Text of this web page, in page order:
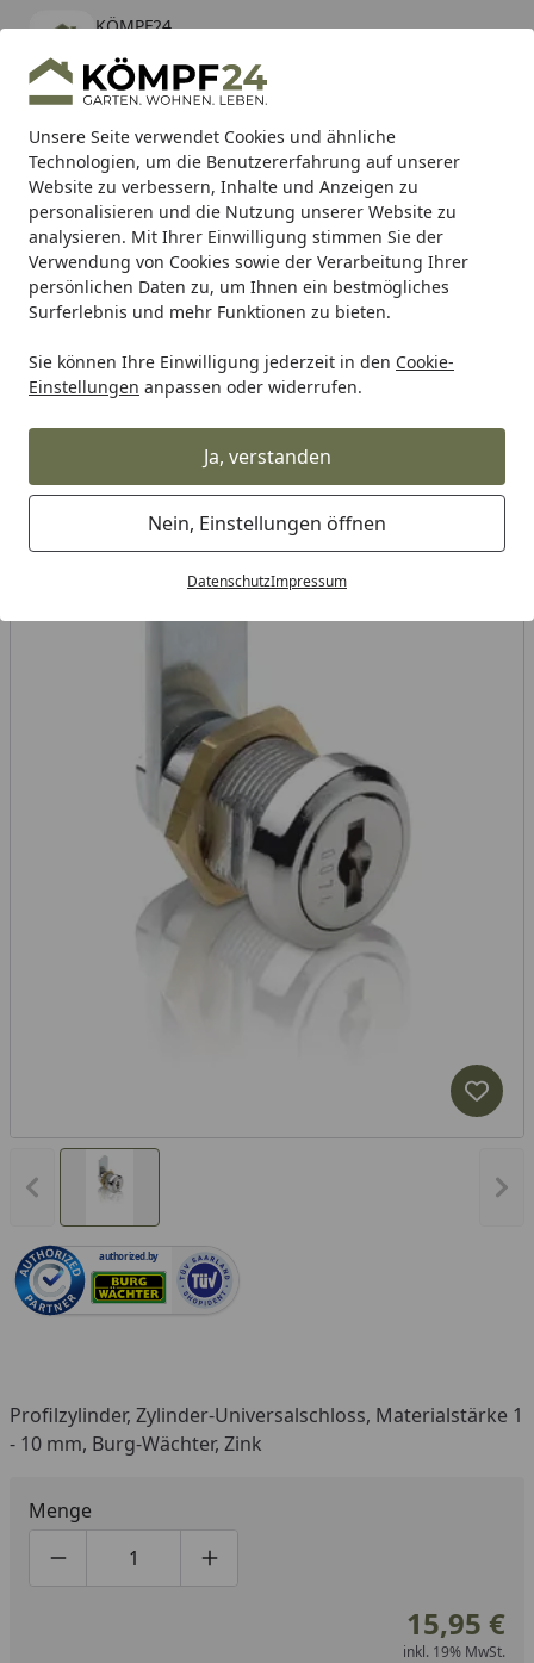
Unsere Seite verwendet Cookies und ähnliche
Technologien, um die Benutzererfahrung auf unserer
Website zu verbessern, Inhalte und Anzeigen zu
personalisieren und die Nutzung unserer Website zu
analysieren. Mit Ihrer Einwilligung stimmen Sie der
Verwendung von Cookies sowie der Verarbeitung Ihrer
persönlichen Daten zu, um Ihnen ein bestmögliches
Surferlebnis und mehr Funktionen zu bieten.
Sie können Ihre Einwilligung jederzeit in den Cookie-
Einstellungen anpassen oder widerrufen.
Ja, verstanden
Nein, Einstellungen öffnen
DatenschutzImpressum
KÖMPF24
kostenlos - Im App Store
Hotline
Alle Produkte
Mein Konto
Suchen
Karibu Pools inkl. gratis Sandfilteranlage & Pool-
Starterset (Gesamtwert bis 468,99€)
Startseite
Burg-Wächter Burg-Wächter Briefkästen & Paketboxen
Burg Wächter Universalzylinder ZS
Vorheriges Bild anzeigen
authorized.by
Profilzylinder, Zylinder-Universalschloss, Materialstärke 1
- 10 mm, Burg-Wächter, Zink
Menge
Produktmenge um eins verringern
Produktmenge manuell eingeben
Produktmenge um eins erhöhen
15,95 €
inkl. 19% MwSt.